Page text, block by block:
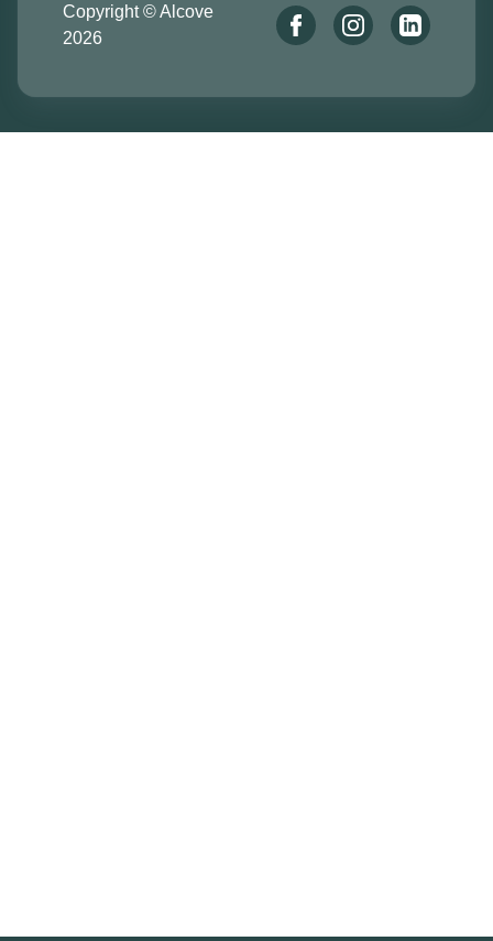
Copyright © Alcove
2026